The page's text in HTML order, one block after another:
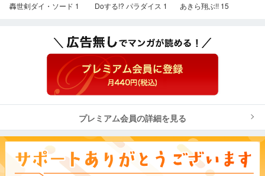
轟世剣ダイ・ソード 1 Doする!? パラダイス 1 あきら翔ぶ!! 15
プレミアム会員の詳細を見る